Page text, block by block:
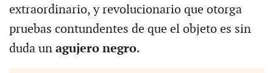
extraordinario, y revolucionario que otorga
pruebas contundentes de que el objeto es sin
duda un agujero negro.